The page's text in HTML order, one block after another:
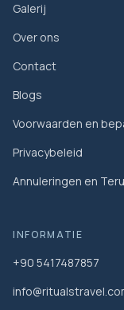
Galerij
Over ons
Contact
Blogs
Voorwaarden en
Privacybeleid
Annuleringen en
INFORMATIE
+90 5417487857